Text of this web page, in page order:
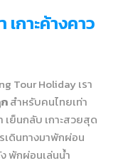
เกาะค้างคาว
Tour Holiday เรา
สำหรับคนไทยเท่า
เย็นกลับ เกาะสวยสุด
เดินทางมาพักผ่อน
พักผ่อนเล่นน้ำ